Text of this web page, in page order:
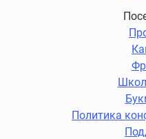
Политика